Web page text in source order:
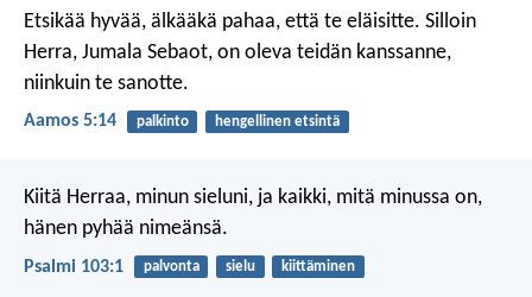
Etsikää hyvää, älkääkä pahaa, että te eläisitte. Silloin
Herra, Jumala Sebaot, on oleva teidän kanssanne,
niinkuin te sanotte.
Aamos 5:14 palkinto hengellinen etsintä
Kiitä Herraa, minun sieluni, ja kaikki, mitä minussa on,
hänen pyhää nimeänsä.
Psalmi 103:1 palvonta sielu kiittäminen